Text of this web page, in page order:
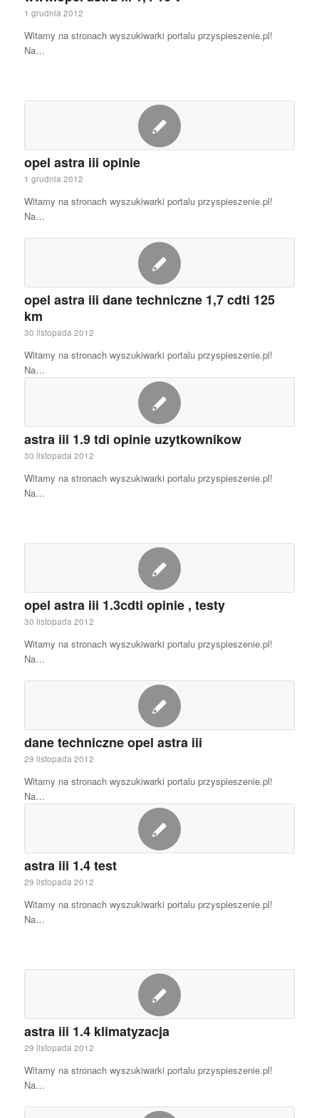
1 grudnia 2012
Witamy na stronach wyszukiwarki portalu przyspieszenie.pl!
Na…
opel astra iii opinie
1 grudnia 2012
Witamy na stronach wyszukiwarki portalu przyspieszenie.pl!
Na…
opel astra iii dane techniczne 1,7 cdti 125
km
30 listopada 2012
Witamy na stronach wyszukiwarki portalu przyspieszenie.pl!
Na…
astra iii 1.9 tdi opinie uzytkownikow
30 listopada 2012
Witamy na stronach wyszukiwarki portalu przyspieszenie.pl!
Na…
opel astra iii 1.3cdti opinie , testy
30 listopada 2012
Witamy na stronach wyszukiwarki portalu przyspieszenie.pl!
Na…
dane techniczne opel astra iii
29 listopada 2012
Witamy na stronach wyszukiwarki portalu przyspieszenie.pl!
Na…
astra iii 1.4 test
29 listopada 2012
Witamy na stronach wyszukiwarki portalu przyspieszenie.pl!
Na…
astra iii 1.4 klimatyzacja
29 listopada 2012
Witamy na stronach wyszukiwarki portalu przyspieszenie.pl!
Na…